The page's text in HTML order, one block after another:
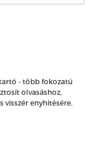
- több fokozatú
olvasáshoz,
enyhítésére.